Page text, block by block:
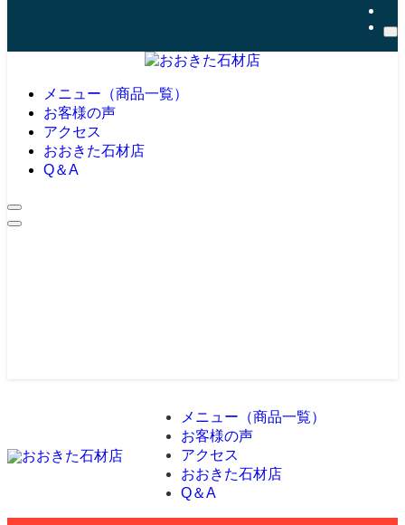
メニュー（商品一覧）
お客様の声
アクセス
おおきた石材店
Q＆A
メニュー（商品一覧）
お客様の声
アクセス
おおきた石材店
Q＆A